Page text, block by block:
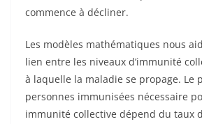
commence à décliner.
Les modèles mathématiques nous
lien entre les niveaux d’immunité
à laquelle la maladie se propage. Le
personnes immunisées nécessaire
immunité collective dépend du taux